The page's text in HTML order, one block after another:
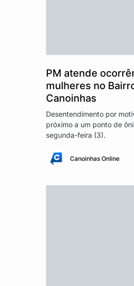
PM atende
mulheres no
Canoinhas
Desentendimento por
próximo a um ponto de
segunda-feira (3).
Canoinhas Online